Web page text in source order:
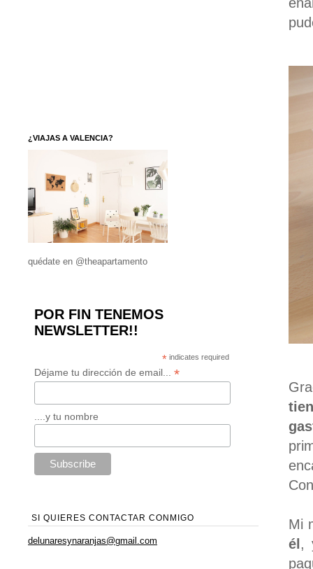
Mi
él ,
¿VIAJAS A VALENCIA?
quédate en @theapartamento
POR FIN TENEMOS
NEWSLETTER!!
* indicates required
Déjame tu dirección de email... *
....y tu nombre
SI QUIERES CONTACTAR CONMIGO
delunaresynaranjas@gmail.com